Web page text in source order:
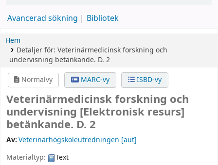
Avancerad sökning Bibliotek
Hem
Detaljer för: Veterinärmedicinsk forskning och
undervisning betänkande. D. 2
Normalvy
MARC-vy ISBD-vy
Veterinärmedicinsk forskning och
undervisning [Elektronisk resurs]
betänkande. D. 2
Av:Veterinärhögskoleutredningen [aut]
Materialtyp:
Text